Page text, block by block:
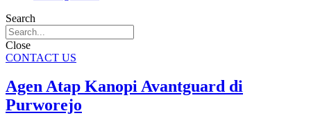
Search
Close
CONTACT US
Agen Atap Kanopi Avantguard di
Purworejo